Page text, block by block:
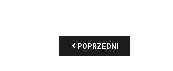
POPRZEDNI